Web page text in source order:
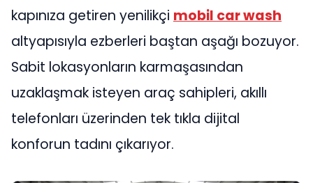
kapınıza getiren yenilikçi mobil carwash
altyapısıyla ezberleri baştan aşağı bozuyor.
Sabit lokasyonların karmaşasından
uzaklaşmak isteyen araç sahipleri, akıllı
telefonları üzerinden tek tıkla dijital
konforun tadını çıkarıyor.